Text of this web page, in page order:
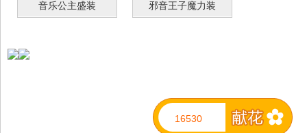
音乐公主盛装 邪音王子魔力装
16530